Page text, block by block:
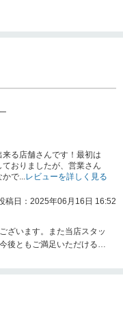
来る店舗さんです！最初は
ておりましたが、営業さん
かで...レビューを詳しく見る
稿日：2025年06月16日 16:52
ざいます。また当店スタッ
後ともご満足いただけるよ